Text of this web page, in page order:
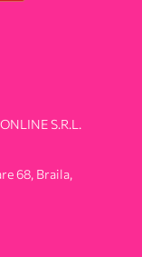
S.R.L.
68, Braila,